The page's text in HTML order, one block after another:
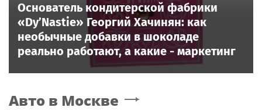
Основатель кондитерской фабрики
«Dy’Nastie» Георгий Хачинян: как
необычные добавки в шоколаде
реально работают, а какие - маркетинг
Авто в Москве